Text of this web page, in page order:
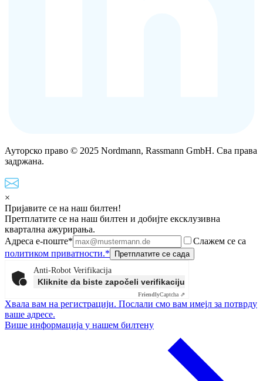
Ауторско право © 2025 Nordmann, Rassmann GmbH. Сва права
задржана.
×
Пријавите се на наш билтен!
Претплатите се на наш билтен и добијте ексклузивна
квартална ажурирања.
Адреса е-поште*
Слажем се са
политиком приватности.*
Anti-Robot Verifikacija
Kliknite da biste započeli verifikaciju
FriendlyCaptcha ⇗
Хвала вам на регистрацији. Послали смо вам имејл за потврду
ваше адресе.
Више информација у нашем билтену